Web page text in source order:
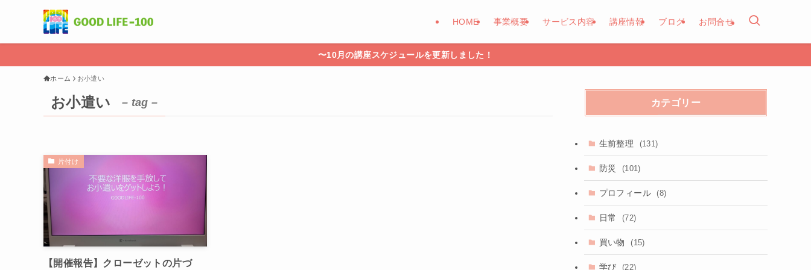
HOME 事業概要 サービス内容 講座情報 ブログ お問合せ
〜10月の講座スケジュールを更新しました！
ホーム お小遣い
お小遣い – tag –
片付け
【開催報告】クローゼットの片づ
カテゴリー
生前整理 (131)
防災 (101)
プロフィール (8)
日常 (72)
買い物 (15)
学び (22)